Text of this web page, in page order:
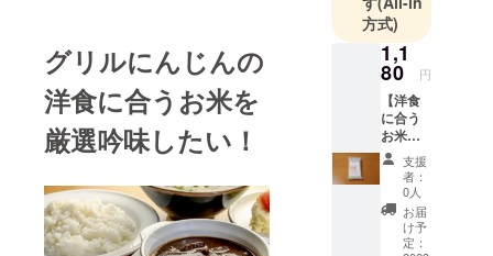
グリルにんじんの
洋食に合うお米を
厳選吟味したい！
海外から出
店の誘致を
獲得しま
経営理念
日本伝統の
洋食文化を
京都から世
界に広め
日本の食文
方式)
1,1
80 円
【洋食
に合う
お米で
応
援！】
お米
300g2
合 お
茶碗約4
支援
者：
0人
お届
け予
定：